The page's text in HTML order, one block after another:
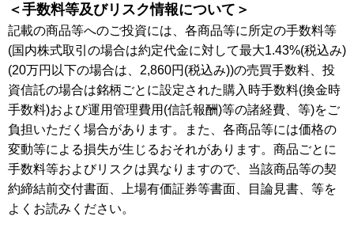
＜手数料等及びリスク情報について＞
記載の商品等へのご投資には、各商品等に所定の手数料等
(国内株式取引の場合は約定代金に対して最大1.43%(税込み)
(20万円以下の場合は、2,860円(税込み))の売買手数料、投
資信託の場合は銘柄ごとに設定された購入時手数料(換金時
手数料)および運用管理費用(信託報酬)等の諸経費、等)をご
負担いただく場合があります。また、各商品等には価格の
変動等による損失が生じるおそれがあります。商品ごとに
手数料等およびリスクは異なりますので、当該商品等の契
約締結前交付書面、上場有価証券等書面、目論見書、等を
よくお読みください。